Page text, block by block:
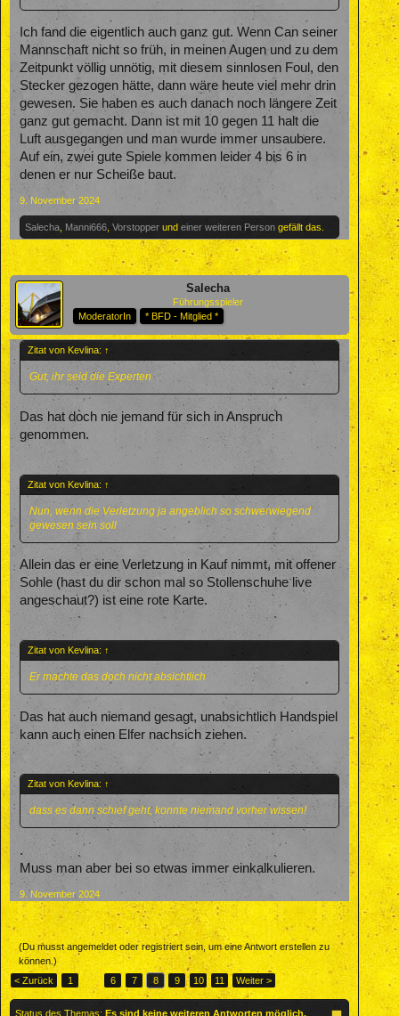
Ich fand die eigentlich auch ganz gut. Wenn Can seiner
Mannschaft nicht so früh, in meinen Augen und zu dem
Zeitpunkt völlig unnötig, mit diesem sinnlosen Foul, den
Stecker gezogen hätte, dann wäre heute viel mehr drin
gewesen. Sie haben es auch danach noch längere Zeit
ganz gut gemacht. Dann ist mit 10 gegen 11 halt die
Luft ausgegangen und man wurde immer unsaubere.
Auf ein, zwei gute Spiele kommen leider 4 bis 6 in
denen er nur Scheiße baut.
9. November 2024
Salecha Manni666 Vorstopper und einer weiteren Person gefällt das.
Salecha
Führungsspieler
ModeratorIn
* BFD - Mitglied *
Zitat von Kevlina: ↑
Gut, ihr seid die Experten
Das hat doch nie jemand für sich in Anspruch
genommen.
Zitat von Kevlina: ↑
Nun, wenn die Verletzung ja angeblich so schwerwiegend
gewesen sein soll
Allein das er eine Verletzung in Kauf nimmt, mit offener
Sohle (hast du dir schon mal so Stollenschuhe live
angeschaut?) ist eine rote Karte.
Zitat von Kevlina: ↑
Er machte das doch nicht absichtlich
Das hat auch niemand gesagt, unabsichtlich Handspiel
kann auch einen Elfer nachsich ziehen.
Zitat von Kevlina: ↑
dass es dann schief geht, konnte niemand vorher wissen!
.
Muss man aber bei so etwas immer einkalkulieren.
9. November 2024
(Du musst angemeldet oder registriert sein, um eine Antwort erstellen zu
können.)
< Zurück
1 ← 6 7 8 9 10 11 Weiter >
Status des Themas: Es sind keine weiteren Antworten möglich.